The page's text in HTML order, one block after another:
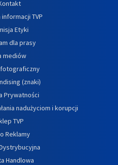
TVP
Etyki
dla prasy
mediów
(znaki)
Prywatności
nadużyciom i korupcji
TVP
Reklamy
Handlowa